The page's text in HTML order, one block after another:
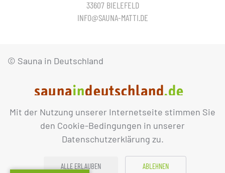
Mit der Nutzung unserer Internetseite stimmen Sie
den Cookie-Bedingungen in unserer
Datenschutzerklärung zu.
ALLE ERLAUBEN ABLEHNEN
33607 BIELEFELD
INFO@SAUNA-MATTI.DE
© Sauna in Deutschland
IMPRESSUM DATENSCHUTZ